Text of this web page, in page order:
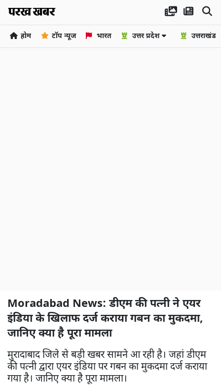
होम टॉप न्यूज भारत उत्तर प्रदेश उत्तराखंड
Moradabad News: डीएम की पत्नी ने एयर
इंडिया के खिलाफ दर्ज कराया गबन का मुकदमा,
जानिए क्या है पूरा मामला
मुरादाबाद जिले से बड़ी खबर सामने आ रही है। जहां डीएम
की पत्नी द्वारा एयर इंडिया पर गबन का मुकदमा दर्ज कराया
गया है। जानिए क्या है पूरा मामला।